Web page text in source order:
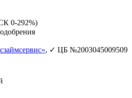
0-292%)
, ✓ ЦБ №2003045009509